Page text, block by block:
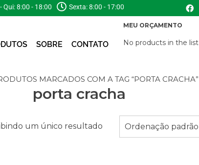
Qui: 8:00 - 18:00 Sexta: 8:00 - 17:00
SOBRE CONTATO
MEU ORÇAMENTO
No products in the list
MARCADOS COM A TAG “PORTA CRACHA”
porta cracha
um único resultado Ordenação padrão